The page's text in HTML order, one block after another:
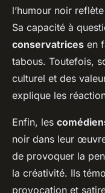
l’humour noir
Sa capacité à
conservatrices en
tabous. Toutefois,
culturel et des
explique les
Enfin, les
noir dans leur
de provoquer la
la créativité. Ils
provocation et